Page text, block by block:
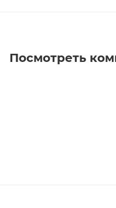
Посмотреть